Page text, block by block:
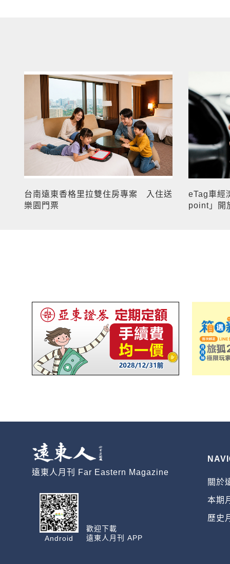
台南遠東香格里拉雙住房專案 入住送
樂園門票
eTag車經
point」開
遠東人月刊 Far Eastern Magazine
Android
歡迎下載
遠東人月刊 APP
關於
本期
歷史